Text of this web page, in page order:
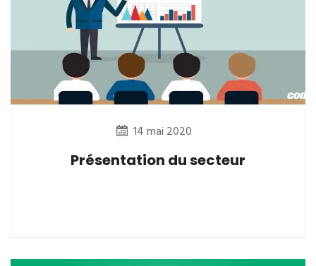
14 mai 2020
Présentation du secteur